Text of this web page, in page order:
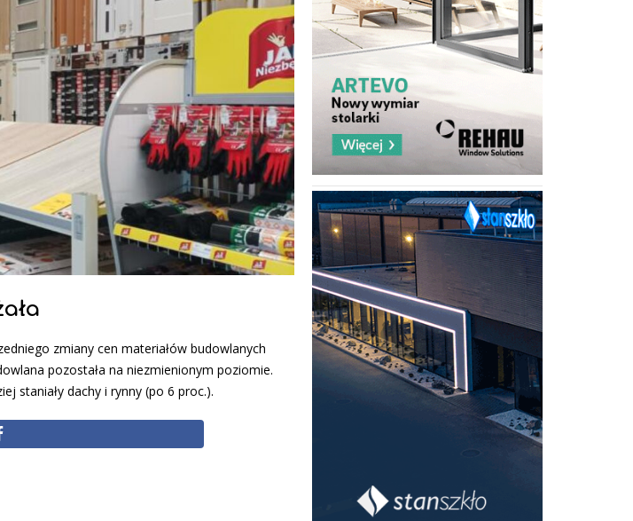
zmiany cen materiałów budowlanych
pozostała na niezmienionym poziomie.
staniały dachy i rynny (po 6 proc.).